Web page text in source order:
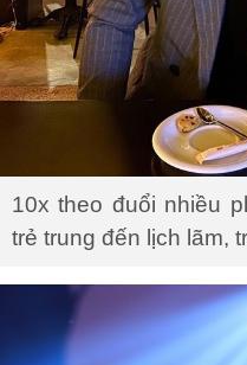
10x theo đuổi nhiều
trẻ trung đến lịch lãm,